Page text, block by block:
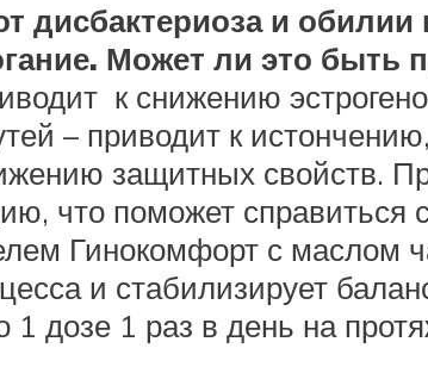
дисбактериоза и
Может ли это быть
к снижению
– приводит к
защитных свойств.
что поможет
Гинокомфорт с маслом
и стабилизирует
1 дозе 1 раз в день на